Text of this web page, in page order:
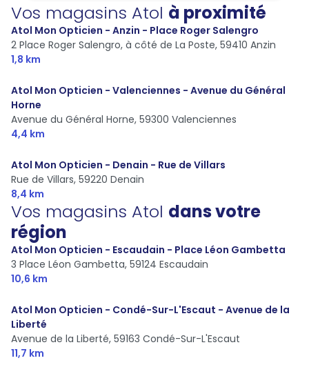
Vos magasins Atol à proximité
Atol Mon Opticien - Anzin - Place Roger Salengro
2 Place Roger Salengro, à côté de La Poste, 59410 Anzin
1,8 km
Atol Mon Opticien - Valenciennes - Avenue du Général
Horne
Avenue du Général Horne, 59300 Valenciennes
4,4 km
Atol Mon Opticien - Denain - Rue de Villars
Rue de Villars, 59220 Denain
8,4 km
Vos magasins Atol dans votre
région
Atol Mon Opticien - Escaudain - Place Léon Gambetta
3 Place Léon Gambetta, 59124 Escaudain
10,6 km
Atol Mon Opticien - Condé-Sur-L'Escaut - Avenue de la
Liberté
Avenue de la Liberté, 59163 Condé-Sur-L'Escaut
11,7 km